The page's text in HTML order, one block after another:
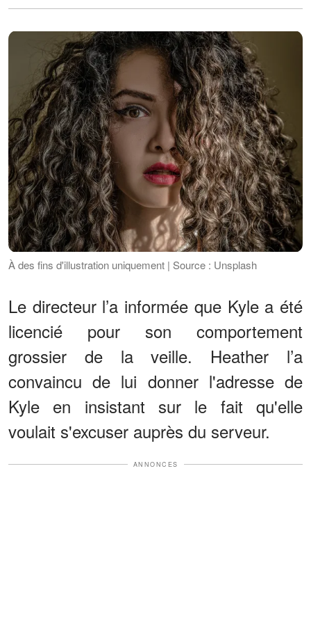
À des fins d'illustration uniquement | Source : Unsplash
Le directeur l’a informée que Kyle a été
licencié pour son comportement
grossier de la veille. Heather l’a
convaincu de lui donner l'adresse de
Kyle en insistant sur le fait qu'elle
voulait s'excuser auprès du serveur.
ANNONCES